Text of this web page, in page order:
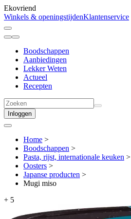
Ekovriend
Winkels & openingstijdenKlantenservice
Boodschappen
Aanbiedingen
Lekker Weten
Actueel
Recepten
Inloggen
Home >
Boodschappen >
Pasta, rijst, internationale keuken >
Oosters >
Japanse producten >
Mugi miso
+ 5